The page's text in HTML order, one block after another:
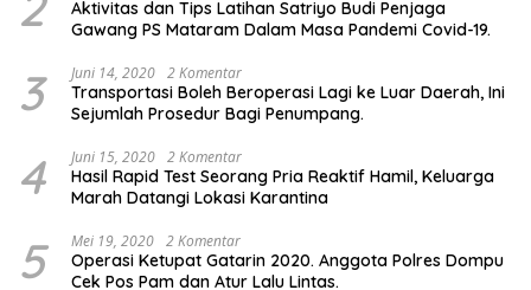
Aktivitas dan Tips Latihan Satriyo Budi Penjaga
Gawang PS Mataram Dalam Masa Pandemi Covid-19.
3 Juni 14, 2020 2 Komentar
Transportasi Boleh Beroperasi Lagi ke Luar Daerah, Ini
Sejumlah Prosedur Bagi Penumpang.
4 Juni 15, 2020 2 Komentar
Hasil Rapid Test Seorang Pria Reaktif Hamil, Keluarga
Marah Datangi Lokasi Karantina
5 Mei 19, 2020 2 Komentar
Operasi Ketupat Gatarin 2020. Anggota Polres Dompu
Cek Pos Pam dan Atur Lalu Lintas.